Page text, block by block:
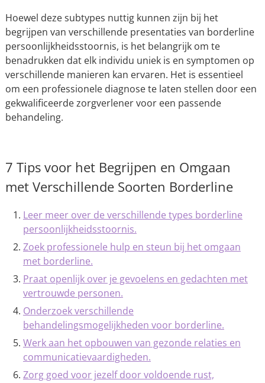
Hoewel deze subtypes nuttig kunnen zijn bij het
begrijpen van verschillende presentaties van borderline
persoonlijkheidsstoornis, is het belangrijk om te
benadrukken dat elk individu uniek is en symptomen op
verschillende manieren kan ervaren. Het is essentieel
om een professionele diagnose te laten stellen door een
gekwalificeerde zorgverlener voor een passende
behandeling.
7 Tips voor het Begrijpen en Omgaan
met Verschillende Soorten Borderline
Leer meer over de verschillende types borderline
persoonlijkheidsstoornis.
Zoek professionele hulp en steun bij het omgaan
met borderline.
Praat openlijk over je gevoelens en gedachten met
vertrouwde personen.
Onderzoek verschillende
behandelingsmogelijkheden voor borderline.
Werk aan het opbouwen van gezonde relaties en
communicatievaardigheden.
Zorg goed voor jezelf door voldoende rust,